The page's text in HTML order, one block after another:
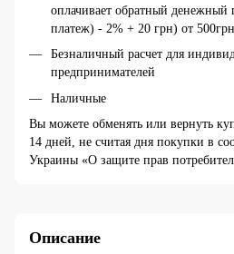
оплачивает обратный денежный
платеж) - 2% + 20 грн) от 500грн
Безналичный расчет для
предпринимателей
Наличные
Вы можете обменять или вернуть
14 дней, не считая дня покупки в
Украины «О защите прав
Описание